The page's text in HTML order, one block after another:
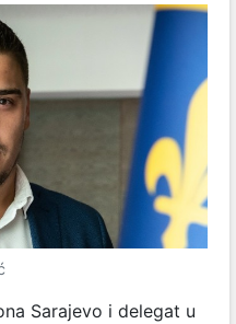
Sarajevo i delegat u